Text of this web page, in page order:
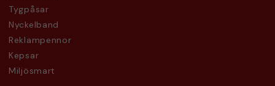
Tygpåsar
Nyckelband
Reklampennor
Kepsar
Miljösmart